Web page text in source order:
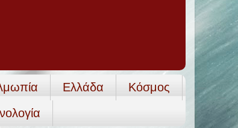
Ελλάδα
Κόσμος